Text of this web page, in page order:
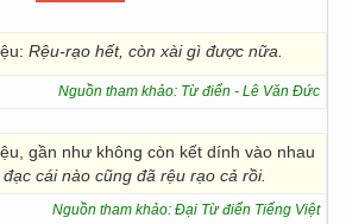
Rệu-rạo hết, còn xài gì được nữa.
Nguồn tham khảo: Từ điển - Lê Văn Đức
gần như không còn kết dính vào nhau
cái nào cũng đã rệu rạo cả rồi.
Nguồn tham khảo: Đại Từ điển Tiếng Việt